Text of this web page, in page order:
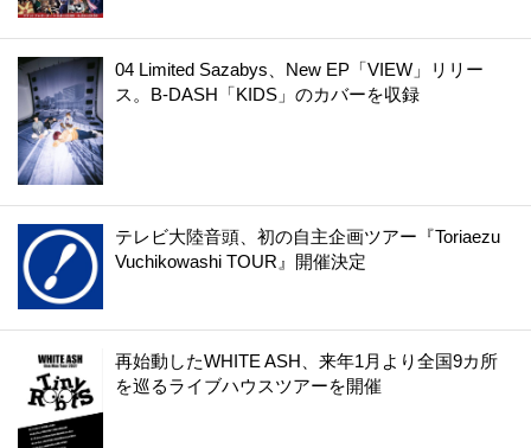
04 Limited Sazabys、New EP「VIEW」リリー
ス。B-DASH「KIDS」のカバーを収録
テレビ大陸音頭、初の自主企画ツアー『Toriaezu
Vuchikowashi TOUR』開催決定
再始動したWHITE ASH、来年1月より全国9カ所
を巡るライブハウスツアーを開催